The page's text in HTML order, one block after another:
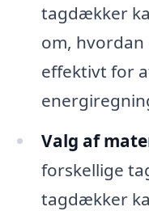
tagdækker
om, hvordan
effektivt for
Valg af
forskellige
tagdækker